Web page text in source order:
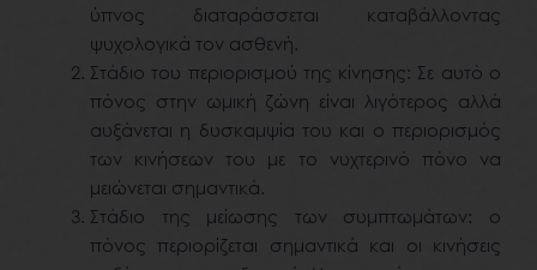
ύπνος διαταράσσεται καταβάλλοντας
ψυχολογικά τον ασθενή.
Στάδιο του περιορισμού της κίνησης: Σε αυτό ο
πόνος στην ωμική ζώνη είναι λιγότερος αλλά
αυξάνεται η δυσκαμψία του και ο περιορισμός
των κινήσεων του με το νυχτερινό πόνο να
μειώνεται σημαντικά.
Στάδιο της μείωσης των συμπτωμάτων: ο
πόνος περιορίζεται σημαντικά και οι κινήσεις